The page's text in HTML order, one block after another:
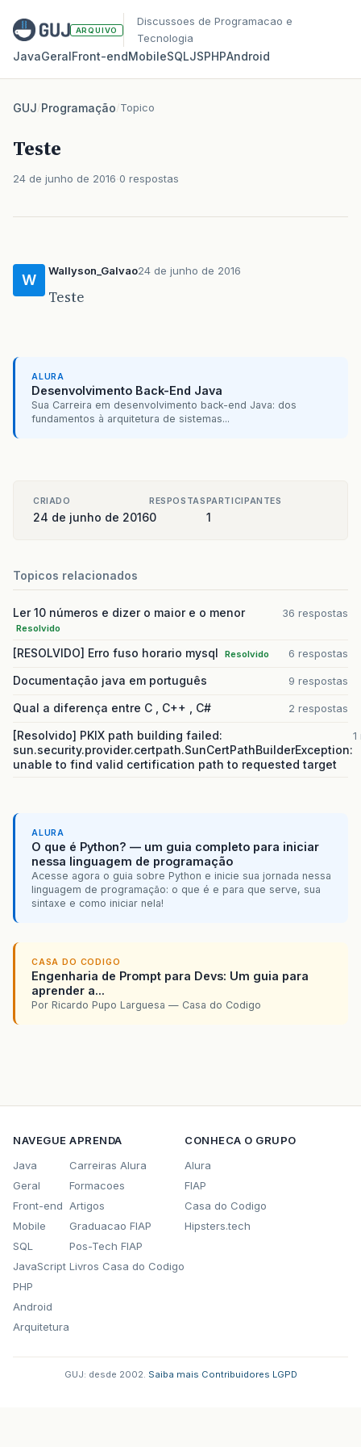
ARQUIVO
Discussoes de Programacao e
Tecnologia
JavaGeralFront‑endMobileSQLJSPHPAndroid
GUJ/Programação/Topico
Teste
24 de junho de 2016 0 respostas
W
Wallyson_Galvao24 de junho de 2016
Teste
ALURA
Desenvolvimento Back-End Java
Sua Carreira em desenvolvimento back-end Java: dos
fundamentos à arquitetura de sistemas...
CRIADO
24 de junho de 2016
RESPOSTAS
0
PARTICIPANTES
1
Topicos relacionados
Ler 10 números e dizer o maior e o menor
Resolvido
36 respostas
[RESOLVIDO] Erro fuso horario mysql Resolvido 6 respostas
Documentação java em português 9 respostas
Qual a diferença entre C , C++ , C# 2 respostas
[Resolvido] PKIX path building failed:
sun.security.provider.certpath.SunCertPathBuilderException:
unable to find valid certification path to requested target
ALURA
O que é Python? — um guia completo para iniciar
nessa linguagem de programação
Acesse agora o guia sobre Python e inicie sua jornada nessa
linguagem de programação: o que é e para que serve, sua
sintaxe e como iniciar nela!
CASA DO CODIGO
Engenharia de Prompt para Devs: Um guia para
aprender a...
Por Ricardo Pupo Larguesa — Casa do Codigo
NAVEGUE
Java
Geral
Front-end
Mobile
SQL
JavaScript
PHP
Android
Arquitetura
APRENDA
Carreiras Alura
Formacoes
Artigos
Graduacao FIAP
Pos-Tech FIAP
Livros Casa do Codigo
CONHECA O GRUPO
Alura
FIAP
Casa do Codigo
Hipsters.tech
GUJ: desde 2002. Saiba mais Contribuidores LGPD